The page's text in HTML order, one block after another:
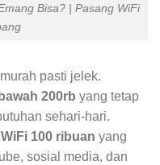
Bisa? | Pasang WiFi
pasti jelek.
200rb yang tetap
sehari-hari.
WiFi 100 ribuan yang
sosial media, dan